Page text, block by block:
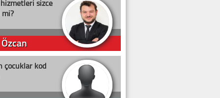
hizmetleri sizce
çocuklar kod